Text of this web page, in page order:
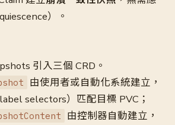
）。
引入三個 CRD。
由使用者或自動化系統建立，
label selectors）匹配目標 PVC；
由控制器自動建立，